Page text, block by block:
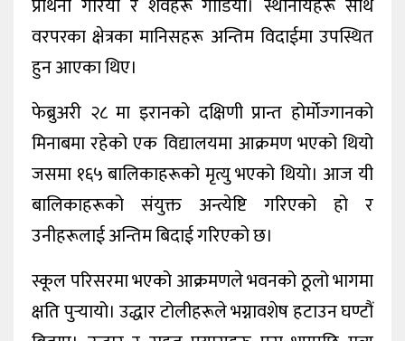
प्रार्थना गरियो र शवहरू गाडियो। स्थानीयहरू साथै
वरपरका क्षेत्रका मानिसहरू अन्तिम विदाईमा उपस्थित
हुन आएका थिए।
फेब्रुअरी २८ मा इरानको दक्षिणी प्रान्त होर्मोज्गानको
मिनाबमा रहेको एक विद्यालयमा आक्रमण भएको थियो
जसमा १६५ बालिकाहरूको मृत्यु भएको थियो। आज यी
बालिकाहरूको संयुक्त अन्त्येष्टि गरिएको हो र
उनीहरूलाई अन्तिम बिदाई गरिएको छ।
स्कूल परिसरमा भएको आक्रमणले भवनको ठूलो भागमा
क्षति पुर्‍यायो। उद्धार टोलीहरूले भग्नावशेष हटाउन घण्टौं